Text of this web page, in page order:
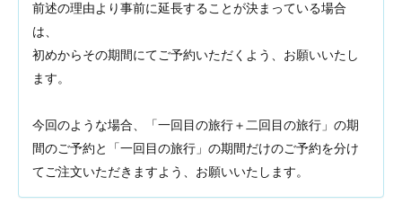
前述の理由より事前に延長することが決まっている場合
は、
初めからその期間にてご予約いただくよう、お願いいたし
ます。
今回のような場合、「一回目の旅行＋二回目の旅行」の期
間のご予約と「一回目の旅行」の期間だけのご予約を分け
てご注文いただきますよう、お願いいたします。